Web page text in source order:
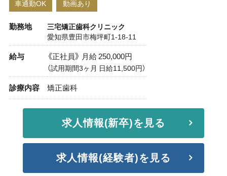
車通勤OK 動画あり
勤務地 三宅矯正歯科クリニック
愛知県豊田市梅坪町1-18-11
給与 《正社員》 月給 250,000円
（試用期間3ヶ月 日給11,500円）
診療内容 矯正歯科
求人情報(新卒)を見る
求人情報(経験者)を見る